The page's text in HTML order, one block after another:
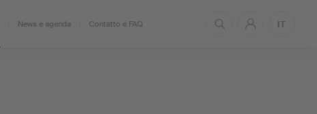
News e agenda Contatto e FAQ IT